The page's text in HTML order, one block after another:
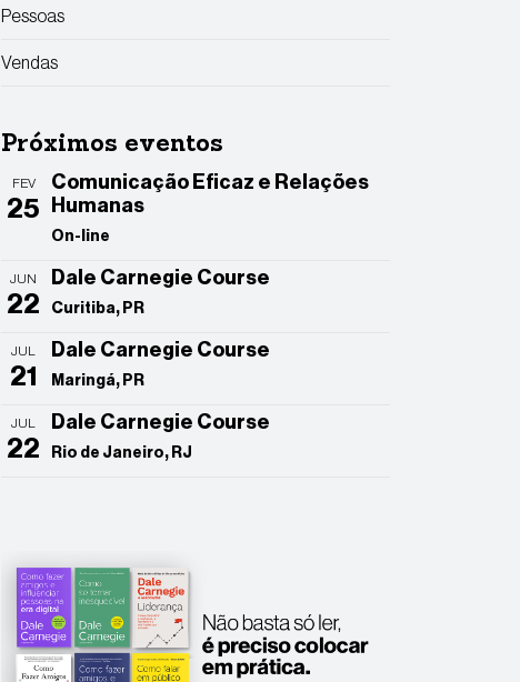
Pessoas
Vendas
Próximos eventos
FEV
25
Comunicação Eficaz e Relações
Humanas
On-line
JUN
22
Dale Carnegie Course
Curitiba, PR
JUL
21
Dale Carnegie Course
Maringá, PR
JUL
22
Dale Carnegie Course
Rio de Janeiro, RJ